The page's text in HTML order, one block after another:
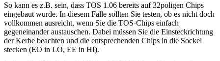
So kann es z.B. sein, dass TOS 1.06 bereits auf 32poligen Chips
eingebaut wurde. In diesem Falle sollten Sie testen, ob es nicht doch
vollkommen ausreicht, wenn Sie die TOS-Chips einfach
gegeneinander austauschen. Dabei müssen Sie die Einsteckrichtung
der Kerbe beachten und die entsprechenden Chips in die Sockel
stecken (EO in LO, EE in HI).